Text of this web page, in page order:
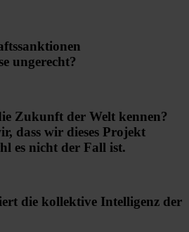
ungerecht?
Zukunft der Welt kennen?
dass wir dieses Projekt
es nicht der Fall ist.
die kollektive Intelligenz der